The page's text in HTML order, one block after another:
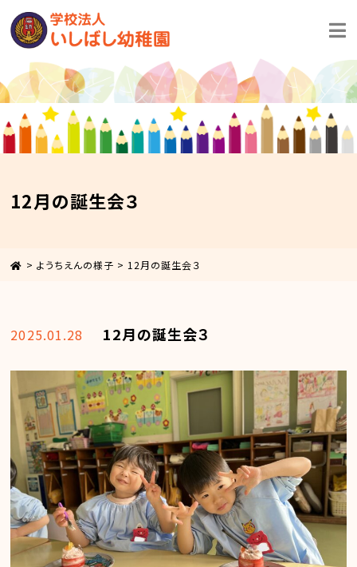
12月の誕生会３
> ようちえんの様子 > 12月の誕生会３
2025.01.28 12月の誕生会３